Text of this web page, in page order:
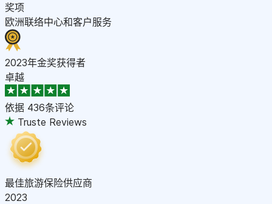
奖项
欧洲联络中心和客户服务
2023年金奖获得者
卓越
依据 436条评论
Truste Reviews
最佳旅游保险供应商
2023